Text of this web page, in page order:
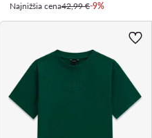
Najnižšia cena42,99 €-9%